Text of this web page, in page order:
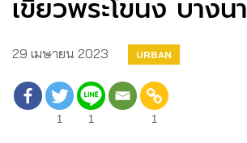
เขียวพระโขนง บางนา
29 เมษายน 2023 URBAN
1 1 1